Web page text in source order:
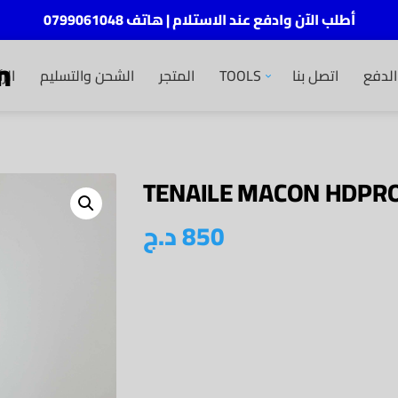
أطلب الآن وادفع عند الاستلام | هاتف 0799061048
الشحن والتسليم المتجر TOOLS اتصل بنا
TENAILE MACON
850د.ج